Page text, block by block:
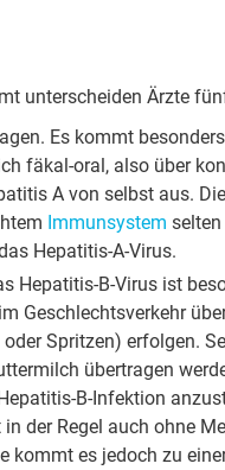
unterscheiden Ärzte
Es kommt
fäkal-oral, also über
A von selbst aus.
Immunsystem
Hepatitis-A-Virus.
Hepatitis-B-Virus ist
Geschlechtsverkehr
Spritzen) erfolgen.
übertragen
B-Infektion
der Regel auch ohne
es jedoch zu